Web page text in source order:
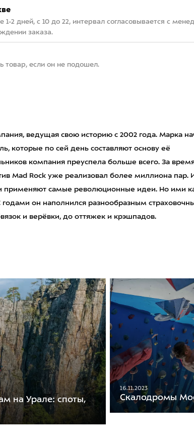
2 дней, с 10 до 22, интервал согласовывается с
заказа.
товар, если он не подошел.
ведущая свою историю с 2002 года. Марка
которые по сей день составляют основу её
компания преуспела больше всего. За
Mad Rock уже реализовал более миллиона пар.
применяют самые революционные идеи. Но ими
годами он наполнился разнообразным
и верёвки, до оттяжек и крэшпадов.
на Урале: споты,
16.11.2023
Скалодромы